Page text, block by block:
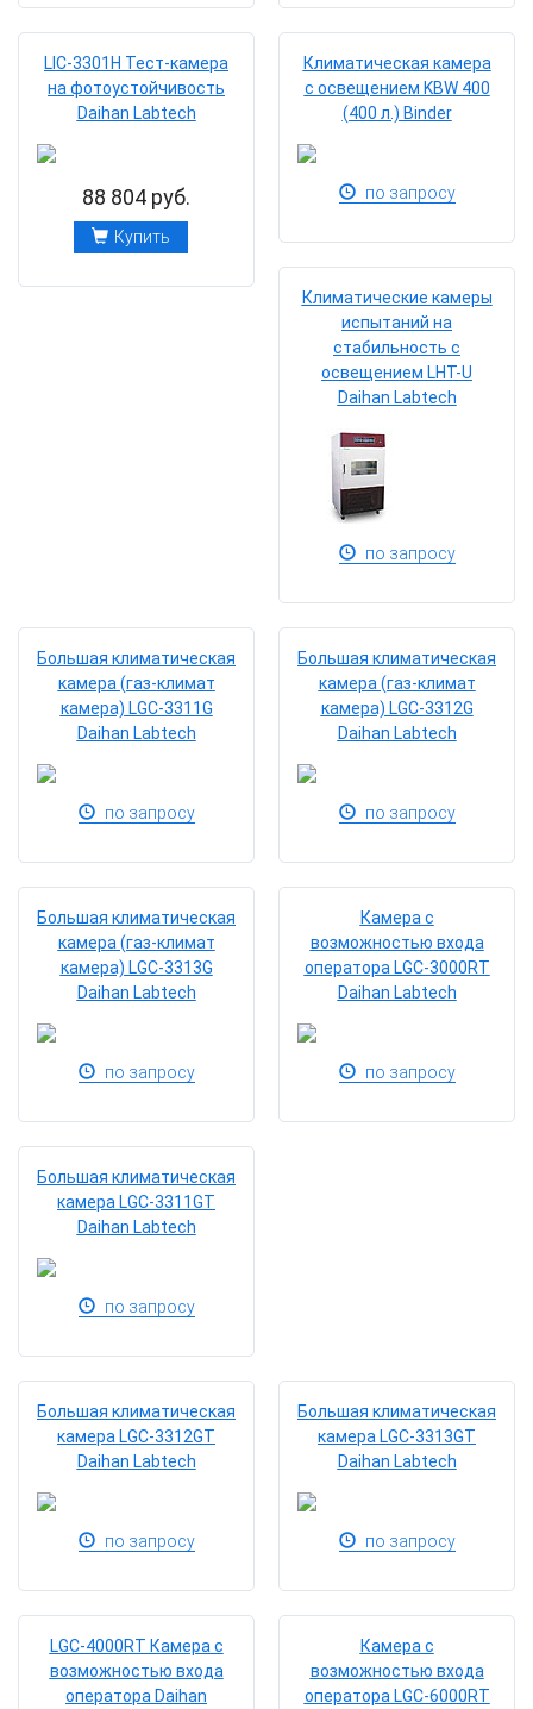
LIC-3301H Тест-камера
на фотоустойчивость
Daihan Labtech
88 804 руб.
Купить
Климатическая камера
с освещением KBW 400
(400 л.) Binder
по запросу
Климатические камеры
испытаний на
стабильность с
освещением LHT-U
Daihan Labtech
по запросу
Большая климатическая
камера (газ-климат
камера) LGC-3311G
Daihan Labtech
по запросу
Большая климатическая
камера (газ-климат
камера) LGC-3312G
Daihan Labtech
по запросу
Большая климатическая
камера (газ-климат
камера) LGC-3313G
Daihan Labtech
по запросу
Камера с
возможностью входа
оператора LGC-3000RТ
Daihan Labtech
по запросу
Большая климатическая
камера LGC-3311GT
Daihan Labtech
по запросу
Большая климатическая
камера LGC-3312GТ
Daihan Labtech
по запросу
Большая климатическая
камера LGC-3313GТ
Daihan Labtech
по запросу
LGC-4000RТ Камера с
возможностью входа
оператора Daihan
Камера с
возможностью входа
оператора LGC-6000RТ